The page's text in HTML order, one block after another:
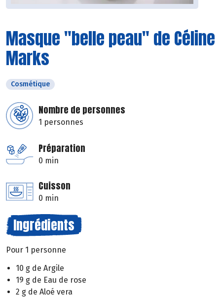
Masque "belle peau" de Céline
Marks
Cosmétique
Nombre de personnes
1 personnes
Préparation
0 min
Cuisson
0 min
Ingrédients
Pour 1 personne
10 g de Argile
19 g de Eau de rose
2 g de Aloé vera